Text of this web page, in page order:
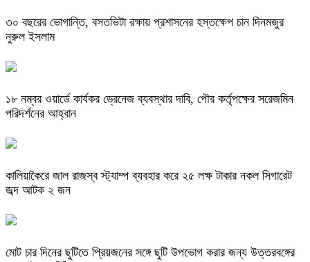
৩০ বছরের ভোগান্তি, বসতভিটা রক্ষায় প্রশাসনের হস্তক্ষেপ চান দিনমজুর
নুরুল ইসলাম
১৮ নম্বর ওয়ার্ডে কার্যকর ড্রেনেজ ব্যবস্থার দাবি, পৌর কর্তৃপক্ষের সরেজমিন
পরিদর্শনের আহ্বান
কালিয়াকৈরে জাল রাজস্ব স্ট্যাম্প ব্যবহার করে ২৫ লক্ষ টাকার নকল সিগারেট
জব্দ আটক ২ জন
মোট চার দিনের ছুটিতে প্রিয়জনের সঙ্গে ছুটি উপভোগ করার জন্য উত্তরবঙ্গের